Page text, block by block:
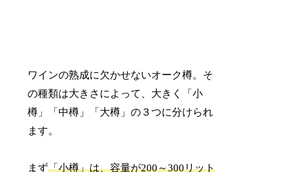
ワインの熟成に欠かせないオーク樽。そ
の種類は大きさによって、大きく「小
樽」「中樽」「大樽」の３つに分けられ
ます。
まず「小樽」は、容量が200～300リット